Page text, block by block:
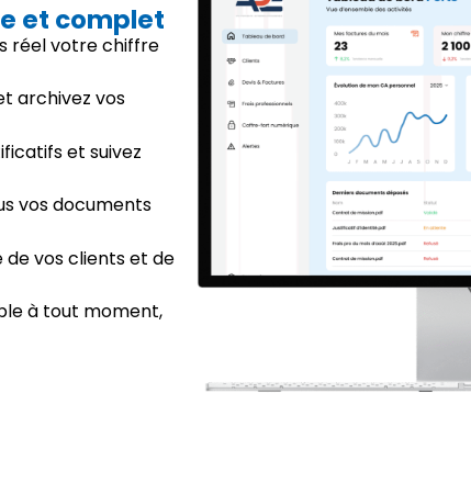
et complet
réel votre chiffre
archivez vos
et suivez
vos documents
de vos clients et de
à tout moment,